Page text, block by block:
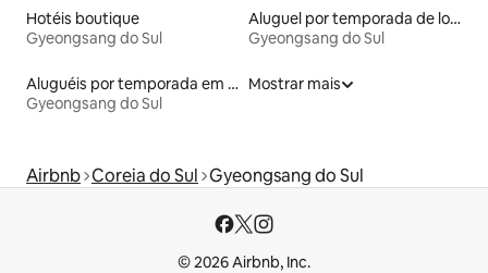
Hotéis boutique
Gyeongsang do Sul
Aluguel por temporada de lofts
Gyeongsang do Sul
Aluguéis por temporada em resorts
Gyeongsang do Sul
Mostrar mais
Airbnb Coreia do Sul Gyeongsang do Sul
© 2026 Airbnb, Inc.